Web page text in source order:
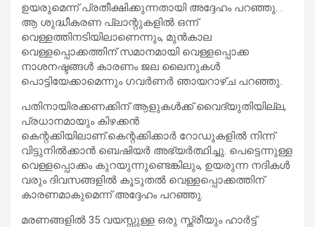
ഉയരുമെന്ന് പ്രതീക്ഷിക്കുന്നതായി അദ്ദേഹം പറഞ്ഞു. .
ആ ശുദ്ധീകരണ പ്ലാന്റുകളിൽ ഒന്ന്
വെള്ളത്തിനടിയിലാണെന്നും, മുൻകാല
വെള്ളപ്പൊക്കത്തിന് സമാനമായി വെള്ളപ്പൊക്ക
നാശനഷ്ടങ്ങൾ കാരണം ജല ലൈനുകൾ
പൊട്ടിയേക്കാമെന്നും ഗവർണർ ഞായറാഴ്ച പറഞ്ഞു.
പതിനായിരക്കണക്കിന് ആളുകൾക്ക് വൈദ്യുതിയില്ല,
പ്രധാനമായും കിഴക്കൻ
കെന്റക്കിയിലാണ്.കെന്റക്കിക്കാർ റോഡുകളിൽ നിന്ന്
വിട്ടുനിൽക്കാൻ ബെഷിയർ അഭ്യർത്ഥിച്ചു. പെട്ടെന്നുള്ള
വെള്ളപ്പൊക്കം കുറയുന്നുണ്ടെങ്കിലും, ഉയരുന്ന നദികൾ
വരും ദിവസങ്ങളിൽ കൂടുതൽ വെള്ളപ്പൊക്കത്തിന്
കാരണമാകുമെന്ന് അദ്ദേഹം പറഞ്ഞു.
മരണങ്ങളിൽ 35 വയസ്സുള്ള ഒരു സ്ത്രീയും ഹാർട്ട്